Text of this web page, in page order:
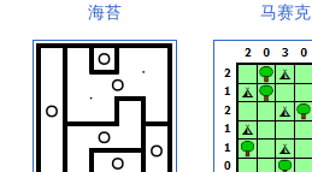
海苔 马赛克